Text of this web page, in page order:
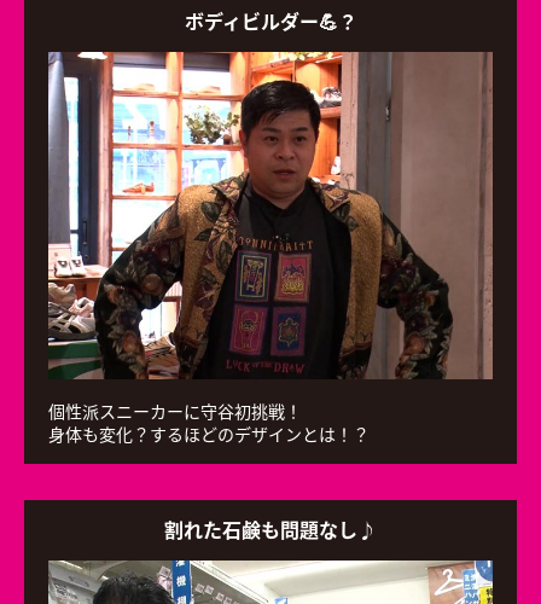
ボディビルダー💪？
個性派スニーカーに守谷初挑戦！
身体も変化？するほどのデザインとは！？
割れた石鹸も問題なし♪